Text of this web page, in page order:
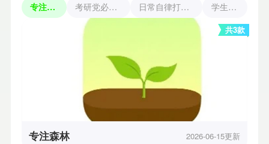
专注森林 考研党必备app 日常自律打卡软件 学生必备
共3款
专注森林 2026-06-15更新